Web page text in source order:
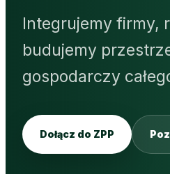
Integrujemy firmy,
budujemy
gospodarczy
Dołącz do ZPP